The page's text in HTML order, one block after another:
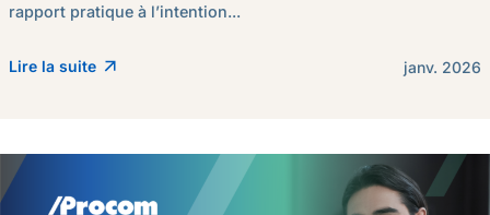
rapport pratique à l’intention...
Lire la suite janv. 2026